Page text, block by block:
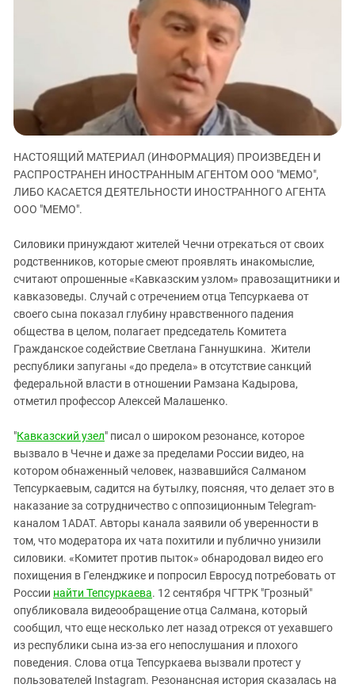
ЗАСТАВЛЯЕТ
КАВКАЗ ЗА ПАЛЕСТИНУ
ИНАКОМЫСЛИЕ В ЧЕЧНЕ
ПРЕСЛЕДОВАНИЕ АКТИВИСТОВ
МОБИЛИЗАЦИЯ И ПРОТЕСТЫ
Калмыкия
Карачаево-Черкесия
Краснодарский край
Нагорный Карабах
Российская Федерация
Ростовская область
СКФО
Ставропольский край
Южная Осетия
Южный Кавказ
ЮФО
НАСТОЯЩИЙ МАТЕРИАЛ (ИНФОРМАЦИЯ) ПРОИЗВЕДЕН И
РАСПРОСТРАНЕН ИНОСТРАННЫМ АГЕНТОМ ООО "МЕМО",
ЛИБО КАСАЕТСЯ ДЕЯТЕЛЬНОСТИ ИНОСТРАННОГО АГЕНТА
ООО "МЕМО".
Силовики принуждают жителей Чечни отрекаться от своих
родственников, которые смеют проявлять инакомыслие,
считают опрошенные «Кавказским узлом» правозащитники и
кавказоведы. Случай с отречением отца Тепсуркаева от
своего сына показал глубину нравственного падения
общества в целом, полагает председатель Комитета
Гражданское содействие Светлана Ганнушкина. Жители
республики запуганы «до предела» в отсутствие санкций
федеральной власти в отношении Рамзана Кадырова,
отметил профессор Алексей Малашенко.
"Кавказский узел" писал о широком резонансе, которое
вызвало в Чечне и даже за пределами России видео, на
котором обнаженный человек, назвавшийся Салманом
Тепсуркаевым, садится на бутылку, поясняя, что делает это в
наказание за сотрудничество с оппозиционным Telegram-
каналом 1ADAT. Авторы канала заявили об уверенности в
том, что модератора их чата похитили и публично унизили
силовики. «Комитет против пыток» обнародовал видео его
похищения в Геленджике и попросил Евросуд потребовать от
России найти Тепсуркаева. 12 сентября ЧГТРК "Грозный"
опубликовала видеообращение отца Салмана, который
сообщил, что еще несколько лет назад отрекся от уехавшего
из республики сына из-за его непослушания и плохого
поведения. Слова отца Тепсуркаева вызвали протест у
пользователей Instagram. Резонансная история сказалась на